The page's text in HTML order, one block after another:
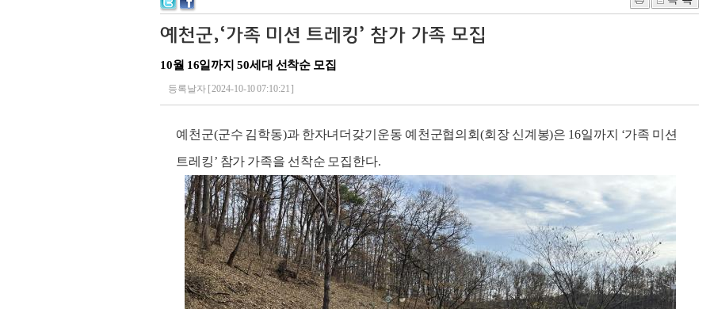
10월 16일까지 50세대 선착순 모집
등록날자 [ 2024-10-10 07:10:21 ]
예천군(군수 김학동)과 한자녀더갖기운동 예천군협의회(회장 신계봉)은 16일까지 ‘가족 미션
트레킹’ 참가 가족을 선착순 모집한다.